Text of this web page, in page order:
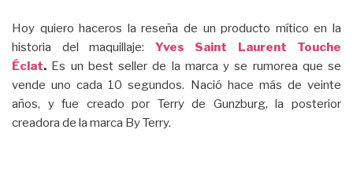
Hoy quiero haceros la reseña de un producto mítico en la
historia del maquillaje: Yves Saint Laurent Touche
Éclat. Es un best seller de la marca y se rumorea que se
vende uno cada 10 segundos. Nació hace más de veinte
años, y fue creado por Terry de Gunzburg, la posterior
creadora de la marca By Terry.